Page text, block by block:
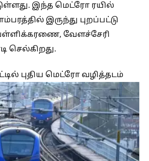
இந்த மெட்ரோ ரயில்
இருந்து புறப்பட்டு
வேளச்சேரி
செல்கிறது.
புதிய மெட்ரோ வழித்தடம்